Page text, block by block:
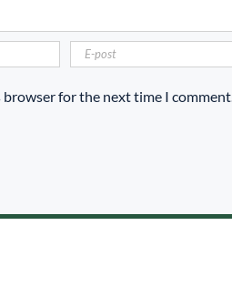
browser for the next time I comment.